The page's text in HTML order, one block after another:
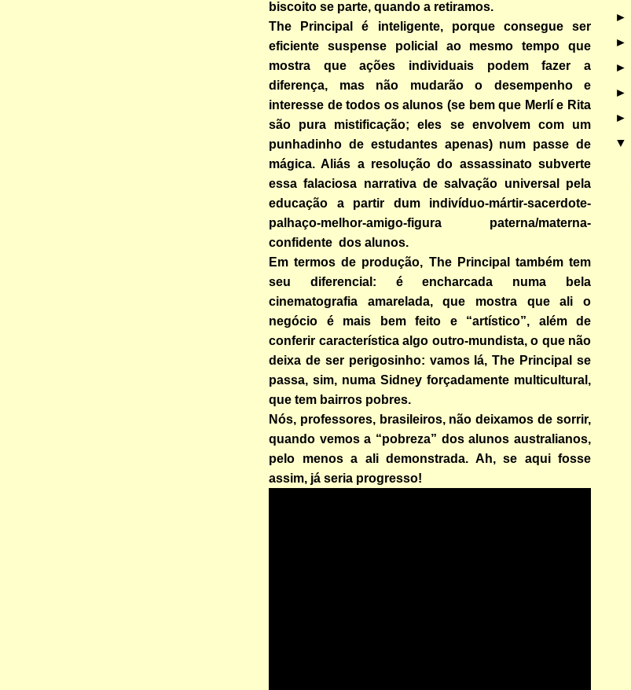
biscoito se parte, quando a retiramos.
The Principal é inteligente, porque consegue ser
eficiente suspense policial ao mesmo tempo que
mostra que ações individuais podem fazer a
diferença, mas não mudarão o desempenho e
interesse de todos os alunos (se bem que Merlí e Rita
são pura mistificação; eles se envolvem com um
punhadinho de estudantes apenas) num passe de
mágica. Aliás a resolução do assassinato subverte
essa falaciosa narrativa de salvação universal pela
educação a partir dum indivíduo-mártir-sacerdote-
palhaço-melhor-amigo-figura paterna/materna-
confidente dos alunos.
Em termos de produção, The Principal também tem
seu diferencial: é encharcada numa bela
cinematografia amarelada, que mostra que ali o
negócio é mais bem feito e “artístico”, além de
conferir característica algo outro-mundista, o que não
deixa de ser perigosinho: vamos lá, The Principal se
passa, sim, numa Sidney forçadamente multicultural,
que tem bairros pobres.
Nós, professores, brasileiros, não deixamos de sorrir,
quando vemos a “pobreza” dos alunos australianos,
pelo menos a ali demonstrada. Ah, se aqui fosse
assim, já seria progresso!
►
►
►
►
►
▼